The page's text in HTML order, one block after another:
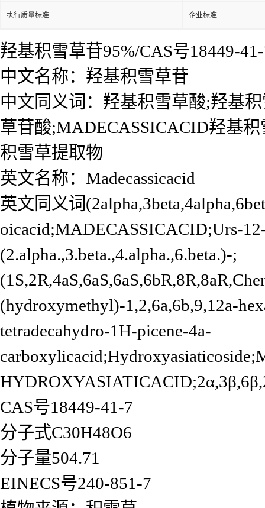
执行质量标准 企业标准
羟基积雪草苷95%/CAS号18449-
中文名称：羟基积雪草苷
中文同义词：羟基积雪草酸;羟基
草苷酸;MADECASSICACID羟基
积雪草提取物
英文名称：Madecassicacid
英文同义词
oicacid;MADECASSICACID;Urs-
(2.alpha.,3.beta.,4.alpha.,6.beta.)-;
(hydroxymethyl)-1,2,6a,6b,9,12a-
tetradecahydro-1H-picene-4a-
CAS号18449-41-7
分子式C30H48O6
分子量504.71
EINECS号240-851-7